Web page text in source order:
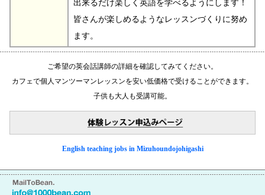
出来るだけ楽しく英語を学べるようにします！
皆さんが楽しめるようなレッスンづくりに努め
ます。
ご希望の英会話講師の詳細を確認してみてください。
カフェで個人マンツーマンレッスンを安い低価格で受けることができます。
子供も大人も受講可能。
English teaching jobs in Mizuhoundojohigashi